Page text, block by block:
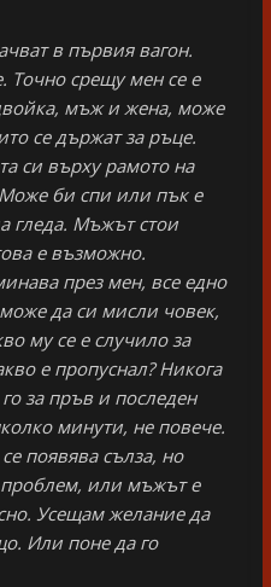
в първия вагон.
Точно срещу мен се е
мъж и жена, може
се държат за ръце.
си върху рамото на
би спи или пък е
гледа. Мъжът стои
е възможно.
през мен, все едно
да си мисли човек,
му се е случило за
е пропуснал? Никога
за пръв и последен
минути, не повече.
появява сълза, но
проблем, или мъжът е
Усещам желание да
Или поне да го